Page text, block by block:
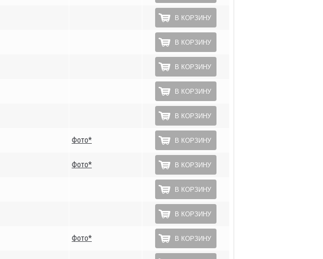
В КОРЗИНУ
В КОРЗИНУ
В КОРЗИНУ
В КОРЗИНУ
В КОРЗИНУ
Фото* В КОРЗИНУ
Фото* В КОРЗИНУ
В КОРЗИНУ
В КОРЗИНУ
Фото* В КОРЗИНУ